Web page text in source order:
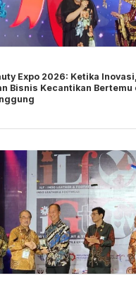
Expo 2026: Ketika Inovasi,
Bisnis Kecantikan Bertemu